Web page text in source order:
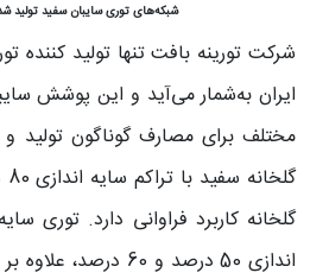
شبکه‌های توری سایبان سفید تولید
شرکت تورینه بافت تنها تولید کننده
ایران به‌شمار می‌آید و این پوشش
مختلف برای مصارف گوناگون تولید
گلخانه‌ کاربرد فراوانی دارد. توری
اندازی 50 درصد و 60